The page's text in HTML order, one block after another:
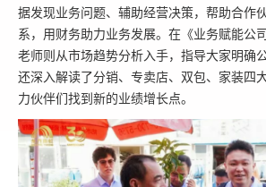
据发现业务问题、辅助经营决策，帮助合作
系，用财务助力业务发展。在《业务赋能公
老师则从市场趋势分析入手，指导大家明确
还深入解读了分销、专卖店、双包、家装四
力伙伴们找到新的业绩增长点。